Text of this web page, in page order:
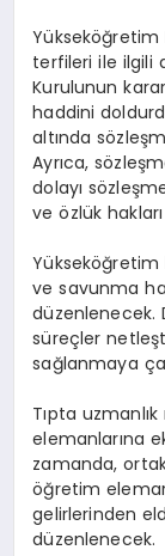
terfileri ile ilgili
Kurulunun
haddini
altında
Ayrıca,
dolayı
ve özlük
Yükseköğretim
ve savunma
düzenlenecek.
süreçler
sağlanmaya
Tıpta
elemanlarına
zamanda,
öğretim
gelirlerinden
düzenlenecek.